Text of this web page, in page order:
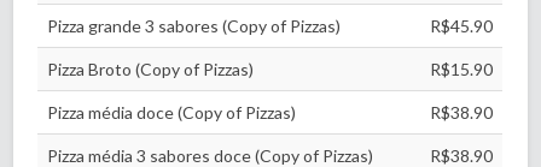
Pizza grande 3 sabores (Copy of Pizzas) R$45.90
Pizza Broto (Copy of Pizzas) R$15.90
Pizza média doce (Copy of Pizzas) R$38.90
Pizza média 3 sabores doce (Copy of Pizzas) R$38.90